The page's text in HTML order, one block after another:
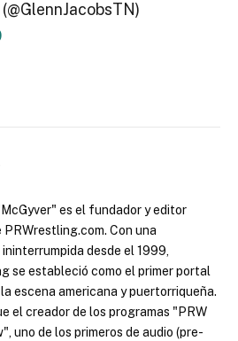
es el fundador y editor
PRWrestling.com. Con una
desde el 1999,
se estableció como el primer portal
escena americana y puertorriqueña.
el creador de los programas "PRW
uno de los primeros de audio (pre-